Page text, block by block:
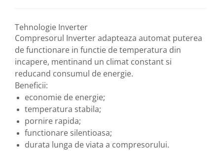
Tehnologie Inverter
Compresorul Inverter adapteaza automat puterea
de functionare in functie de temperatura din
incapere, mentinand un climat constant si
reducand consumul de energie.
Beneficii:
economie de energie;
temperatura stabila;
pornire rapida;
functionare silentioasa;
durata lunga de viata a compresorului.